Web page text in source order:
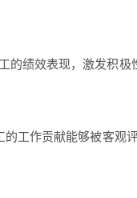
绩效表现，激发积极
工作贡献能够被客观评